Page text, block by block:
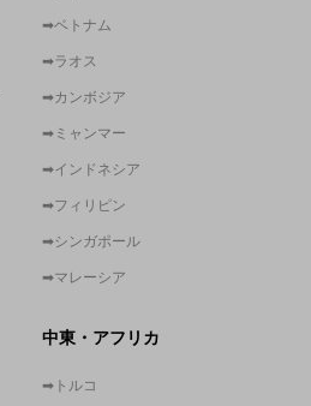
➡ベトナム
➡ラオス
➡カンボジア
➡ミャンマー
➡インドネシア
➡フィリピン
➡シンガポール
➡マレーシア
中東・アフリカ
➡トルコ